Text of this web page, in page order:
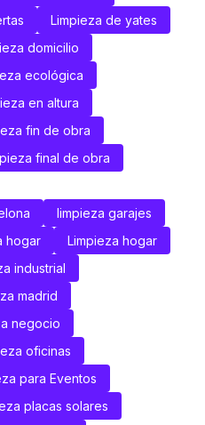
Limpieza de yates
domicilio
ecológica
en altura
fin de obra
final de obra
limpieza garajes
hogar
Limpieza hogar
industrial
madrid
negocio
oficinas
para Eventos
placas solares